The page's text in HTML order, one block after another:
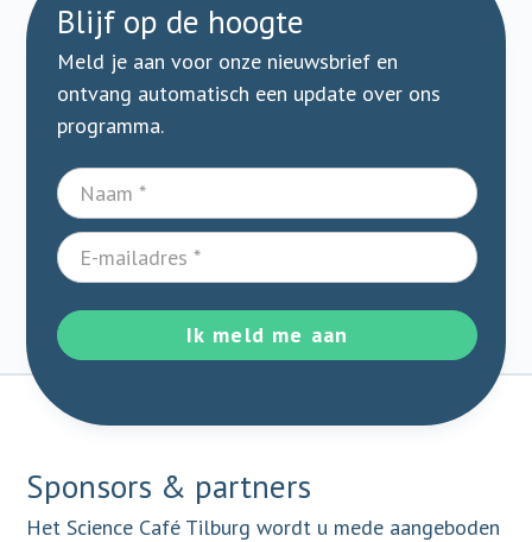
Blijf op de hoogte
Meld je aan voor onze nieuwsbrief en
ontvang automatisch een update over ons
programma.
Ik meld me aan
Sponsors & partners
Het Science Café Tilburg wordt u mede aangeboden